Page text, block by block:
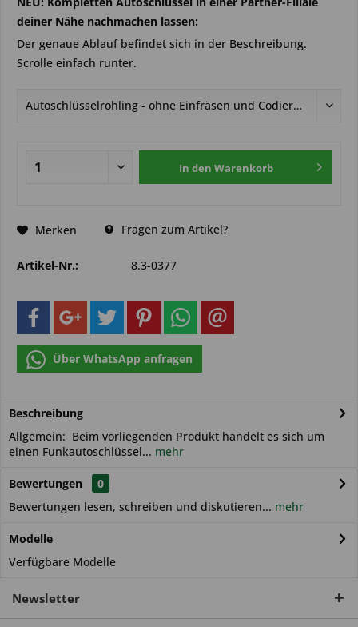
deiner Nähe nachmachen lassen:
Der genaue Ablauf befindet sich in der Beschreibung.
Scrolle einfach runter.
In den Warenkorb
Merken Fragen zum Artikel?
Artikel-Nr.: 8.3-0377
Über WhatsApp anfragen
Beschreibung
Allgemein: Beim vorliegenden Produkt handelt es sich um
einen Funkautoschlüssel... mehr
Bewertungen
0
Bewertungen lesen, schreiben und diskutieren... mehr
Modelle
Verfügbare Modelle
Newsletter